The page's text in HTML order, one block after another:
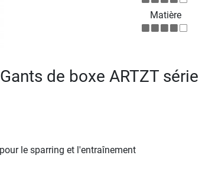
Matière
de boxe ARTZT série
le sparring et l'entraînement